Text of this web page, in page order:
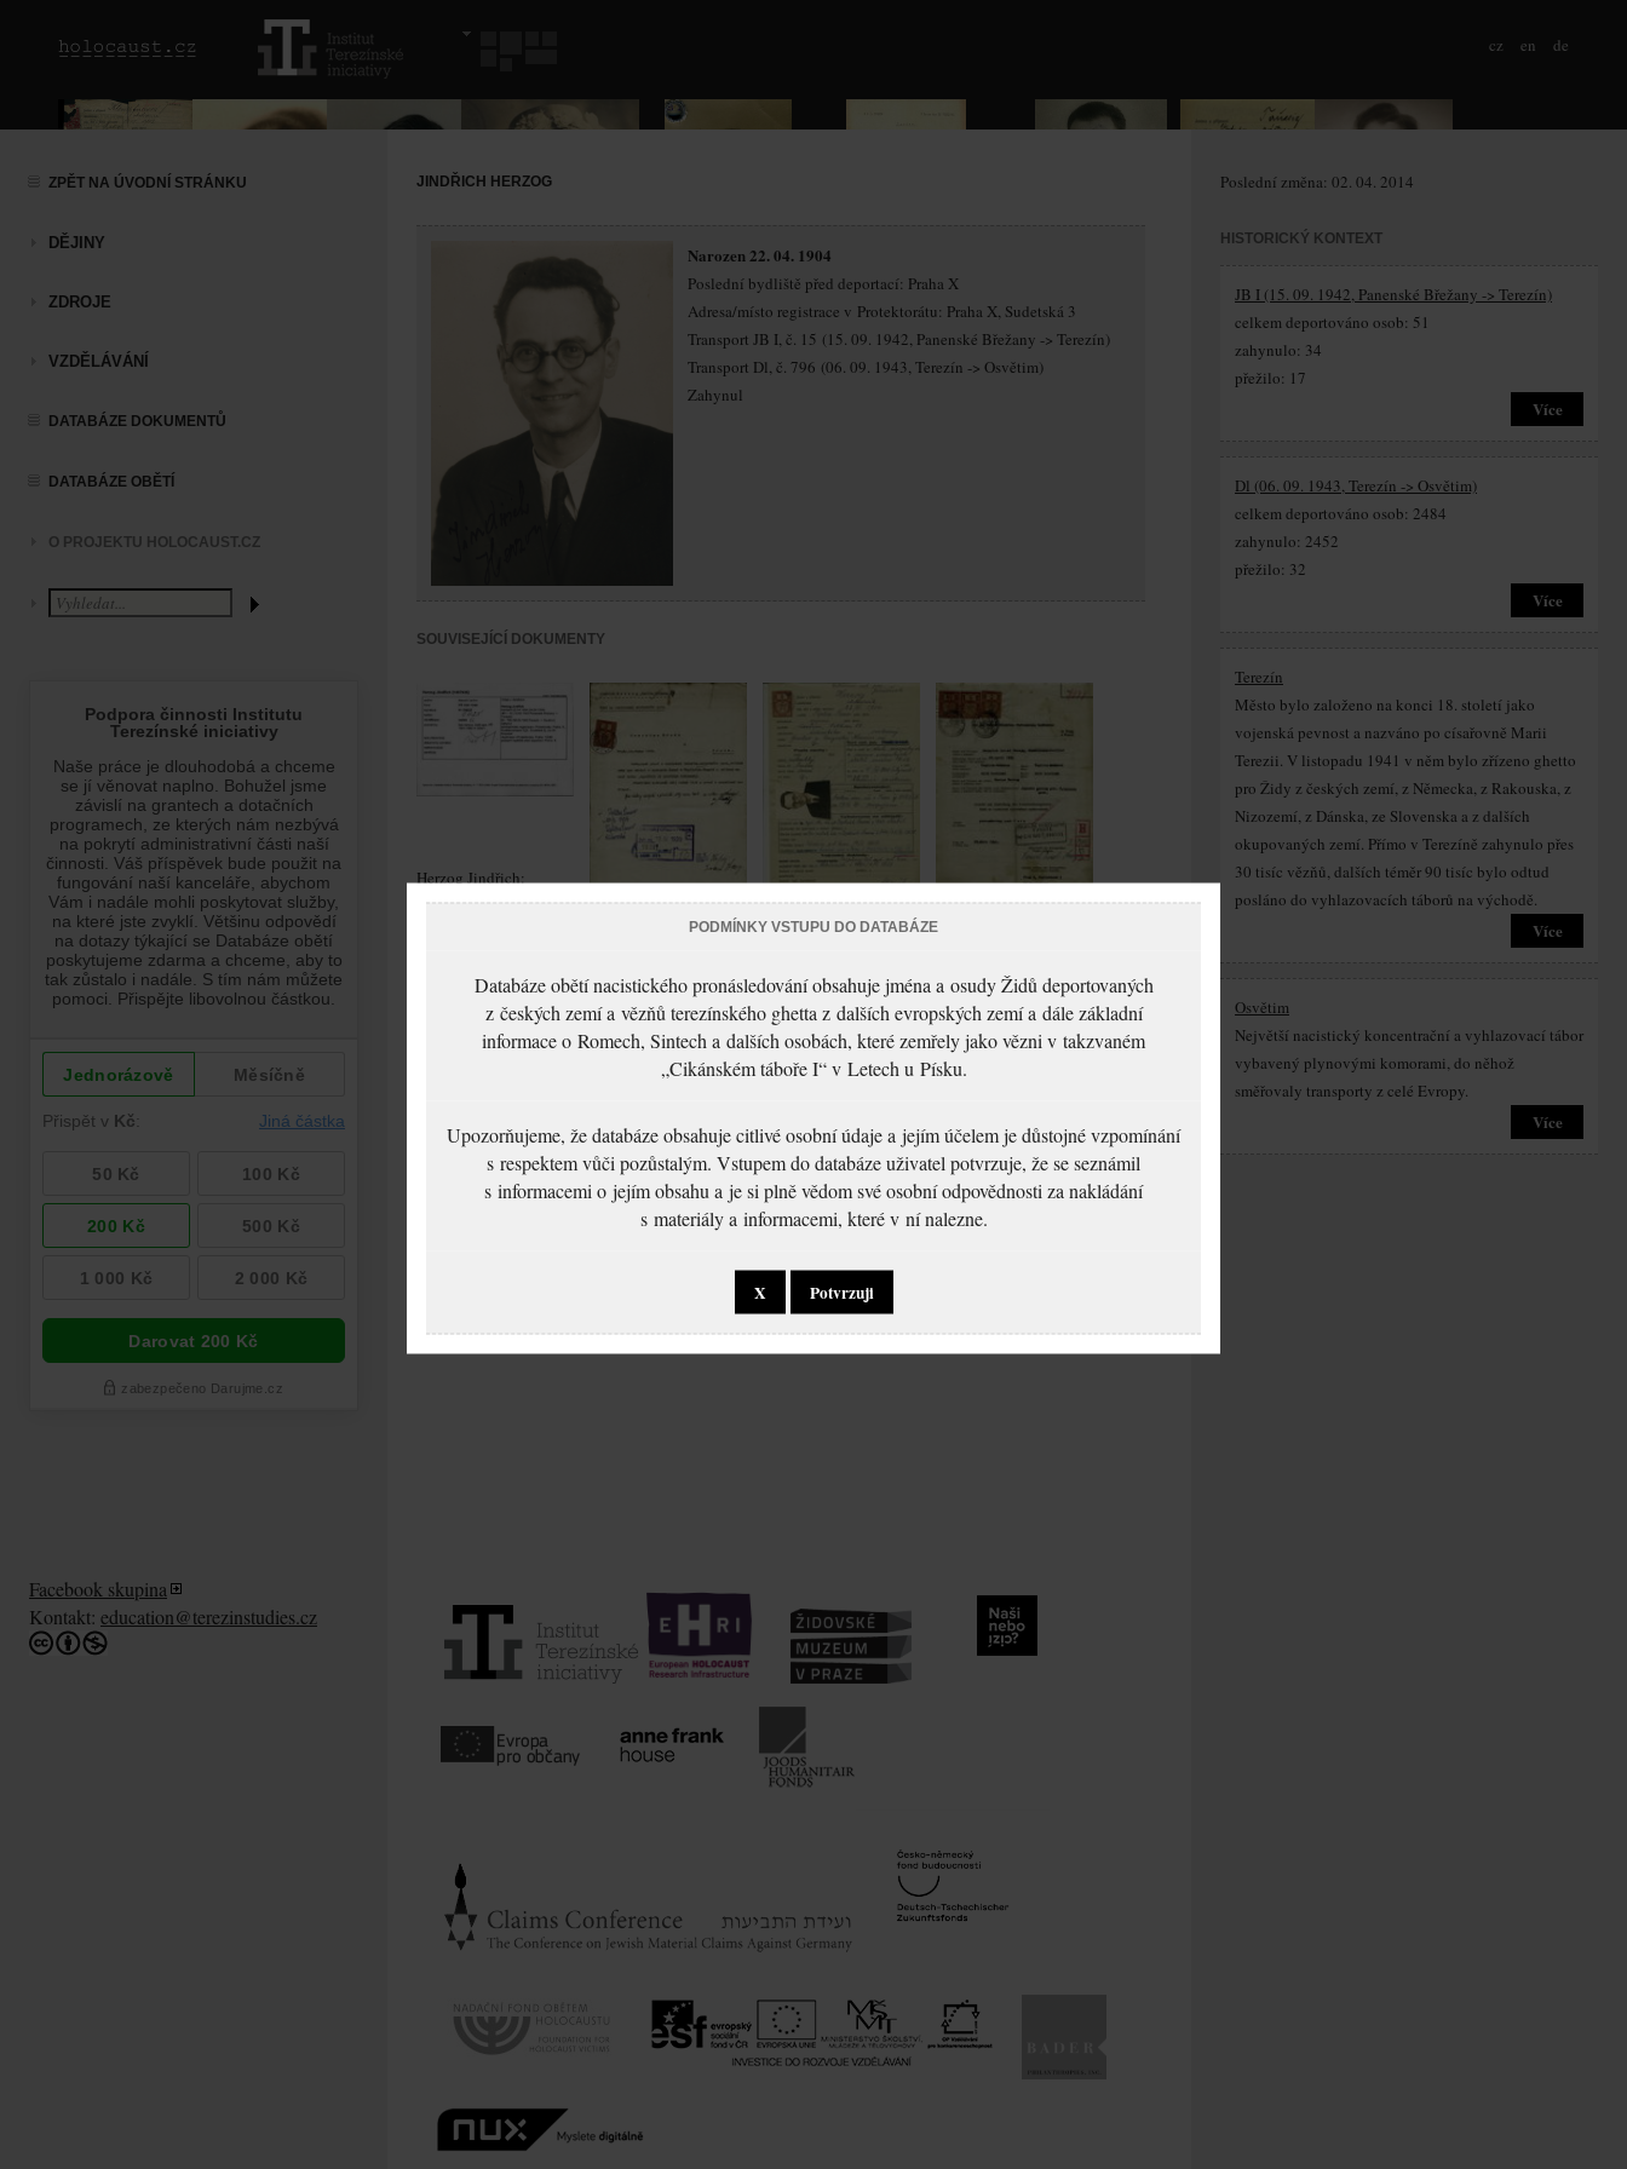
cz en de
ZPĚT NA ÚVODNÍ STRÁNKU
DĚJINY
ZDROJE
VZDĚLÁVÁNÍ
DATABÁZE DOKUMENTŮ
DATABÁZE OBĚTÍ
O PROJEKTU HOLOCAUST.CZ
JINDŘICH HERZOG
Narozen 22. 04. 1904
Poslední bydliště před deportací: Praha X
Adresa/místo registrace v Protektorátu: Praha X, Sudetská 3
Transport JB I, č. 15 (15. 09. 1942, Panenské Břežany -> Terezín)
Transport Dl, č. 796 (06. 09. 1943, Terezín -> Osvětim)
Zahynul
SOUVISEJÍCÍ DOKUMENTY
Herzog Jindřich:
NEZPRACOVÁNO
Herzog Jindřich: Žádost
pasu
Herzog Jindřich: Žádost
cestovního pasu
Herzog Jindřich:
zachovalosti
Poslední změna: 02. 04. 2014
HISTORICKÝ KONTEXT
JB I (15. 09. 1942, Panenské Břežany -> Terezín)
celkem deportováno osob: 51
zahynulo: 34
přežilo: 17
Více
Dl (06. 09. 1943, Terezín -> Osvětim)
celkem deportováno osob: 2484
zahynulo: 2452
přežilo: 32
Více
Terezín
Město bylo založeno na konci 18. století jako
vojenská pevnost a nazváno po císařovně Marii
Terezii. V listopadu 1941 v něm bylo zřízeno ghetto
pro Židy z českých zemí, z Německa, z Rakouska, z
Nizozemí, z Dánska, ze Slovenska a z dalších
okupovaných zemí. Přímo v Terezíně zahynulo přes
30 tisíc vězňů, dalších téměr 90 tisíc bylo odtud
posláno do vyhlazovacích táborů na východě.
Více
Osvětim
Největší nacistický koncentrační a vyhlazovací tábor
vybavený plynovými komorami, do něhož
směřovaly transporty z celé Evropy.
Více
Facebook skupina
Kontakt: education@terezinstudies.cz
PODMÍNKY VSTUPU DO DATABÁZE
Databáze obětí nacistického pronásledování obsahuje jména a osudy Židů deportovaných
z českých zemí a vězňů terezínského ghetta z dalších evropských zemí a dále základní
informace o Romech, Sintech a dalších osobách, které zemřely jako vězni v takzvaném
„Cikánském táboře I“ v Letech u Písku.
Upozorňujeme, že databáze obsahuje citlivé osobní údaje a jejím účelem je důstojné vzpomínání
s respektem vůči pozůstalým. Vstupem do databáze uživatel potvrzuje, že se seznámil
s informacemi o jejím obsahu a je si plně vědom své osobní odpovědnosti za nakládání
s materiály a informacemi, které v ní nalezne.
X Potvrzuji